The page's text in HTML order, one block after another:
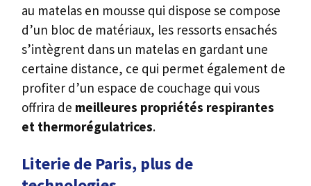
au matelas en mousse qui dispose se compose
d’un bloc de matériaux, les ressorts ensachés
s’intègrent dans un matelas en gardant une
certaine distance, ce qui permet également de
profiter d’un espace de couchage qui vous
offrira de meilleures propriétés respirantes
et thermorégulatrices.
Literie de Paris, plus de